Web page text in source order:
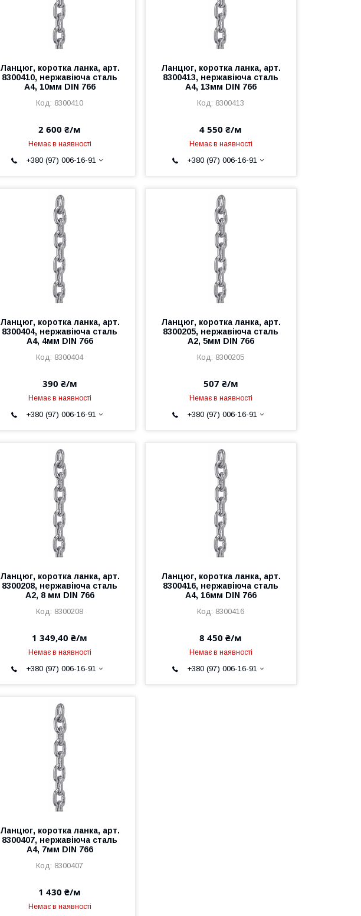
Ланцюг, коротка ланка, арт.
8300410, нержавіюча сталь
А4, 10мм DIN 766
8300410
2 600 ₴/м
Немає в наявності
+380 (97) 006-16-91
Ланцюг, коротка ланка, арт.
8300413, нержавіюча сталь
А4, 13мм DIN 766
8300413
4 550 ₴/м
Немає в наявності
+380 (97) 006-16-91
Ланцюг, коротка ланка, арт.
8300404, нержавіюча сталь
А4, 4мм DIN 766
8300404
390 ₴/м
Немає в наявності
+380 (97) 006-16-91
Ланцюг, коротка ланка, арт.
8300205, нержавіюча сталь
А2, 5мм DIN 766
8300205
507 ₴/м
Немає в наявності
+380 (97) 006-16-91
Ланцюг, коротка ланка, арт.
8300208, нержавіюча сталь
А2, 8 мм DIN 766
8300208
1 349,40 ₴/м
Немає в наявності
+380 (97) 006-16-91
Ланцюг, коротка ланка, арт.
8300416, нержавіюча сталь
А4, 16мм DIN 766
8300416
8 450 ₴/м
Немає в наявності
+380 (97) 006-16-91
Ланцюг, коротка ланка, арт.
8300407, нержавіюча сталь
А4, 7мм DIN 766
8300407
1 430 ₴/м
Немає в наявності